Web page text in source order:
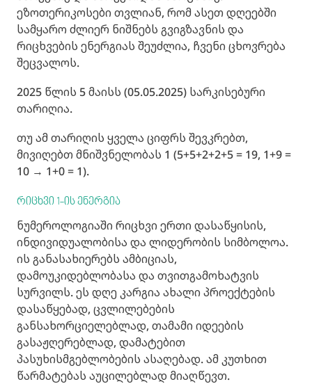
ეზოთერიკოსები თვლიან, რომ ასეთ დღეებში
სამყარო ძლიერ ნიშნებს გვიგზავნის და
რიცხვების ენერგიას შეუძლია, ჩვენი ცხოვრება
შეცვალოს.
2025 წლის 5 მაისს (05.05.2025) სარკისებური
თარიღია.
თუ ამ თარიღის ყველა ციფრს შევკრებთ,
მივიღებთ მნიშვნელობას 1 (5+5+2+2+5 = 19, 1+9 =
10 → 1+0 = 1).
რიცხვი 1-ის ენერგია
ნუმეროლოგიაში რიცხვი ერთი დასაწყისის,
ინდივიდუალობისა და ლიდერობის სიმბოლოა.
ის განასახიერებს ამბიციას,
დამოუკიდებლობასა და თვითგამოხატვის
სურვილს. ეს დღე კარგია ახალი პროექტების
დასაწყებად, ცვლილებების
განსახორციელებლად, თამამი იდეების
გასაჟღერებლად, დამატებით
პასუხისმგებლობების ასაღებად. ამ კუთხით
წარმატებას აუცილებლად მიაღწევთ.